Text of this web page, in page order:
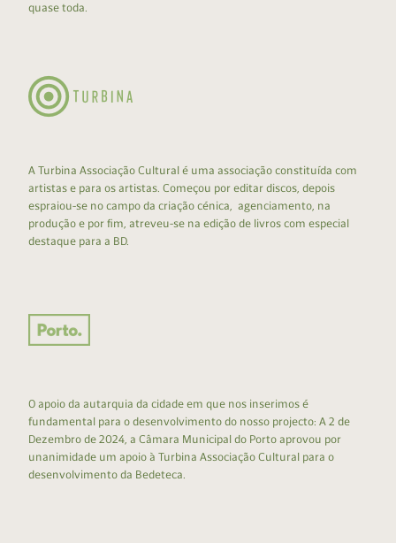
quase toda.
A Turbina Associação Cultural é uma associação constituída com
artistas e para os artistas. Começou por editar discos, depois
espraiou-se no campo da criação cénica, agenciamento, na
produção e por fim, atreveu-se na edição de livros com especial
destaque para a BD.
O apoio da autarquia da cidade em que nos inserimos é
fundamental para o desenvolvimento do nosso projecto: A 2 de
Dezembro de 2024, a Câmara Municipal do Porto aprovou por
unanimidade um apoio à Turbina Associação Cultural para o
desenvolvimento da Bedeteca.